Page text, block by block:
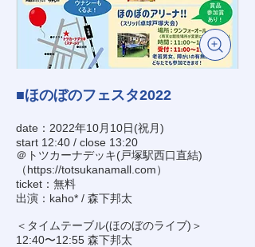
■ほのぼのフェスタ2022
date：2022年10月10日(祝月)
start 12:40 / close 13:20
＠トツカーナデッキ(戸塚駅西口直結)
（https://totsukanamall.com）
ticket：無料
出演：kaho* / 森下邦太
＜タイムテーブル(ほのぼのライブ)＞
12:40〜12:55 森下邦太